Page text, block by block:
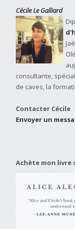
Cécile Le Galliard
consultante,
de caves, la
Contacter Cécile
Envoyer un
Achète mon livre